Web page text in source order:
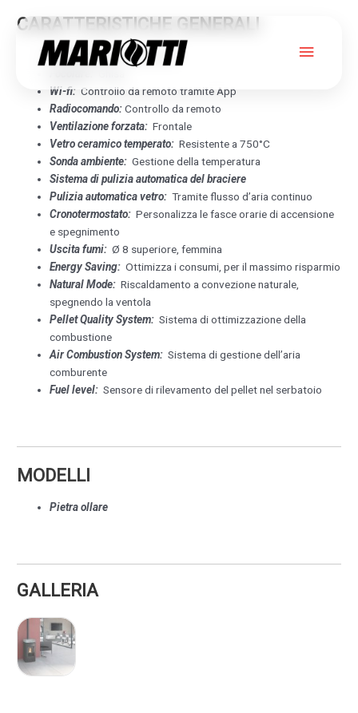
Menu
YANA 7 EVO
OLLARE
EDILKAMIN
CARATTERISTICHE GENERALI
Rivestimento: Pietra ollare
Wi-fi: Controllo da remoto tramite App
Radiocomando:Controllo da remoto
Ventilazione forzata: Frontale
Vetro ceramico temperato: Resistente a 750°C
Sonda ambiente: Gestione della temperatura
Sistema di pulizia automatica del braciere
Pulizia automatica vetro: Tramite flusso d’aria continuo
Cronotermostato: Personalizza le fasce orarie di accensione
e spegnimento
Uscita fumi: Ø 8 superiore, femmina
Energy Saving: Ottimizza i consumi, per il massimo risparmio
Natural Mode: Riscaldamento a convezione naturale,
spegnendo la ventola
Pellet Quality System: Sistema di ottimizzazione della
combustione
Air Combustion System: Sistema di gestione dell’aria
comburente
Fuel level: Sensore di rilevamento del pellet nel serbatoio
MODELLI
Pietra ollare
GALLERIA